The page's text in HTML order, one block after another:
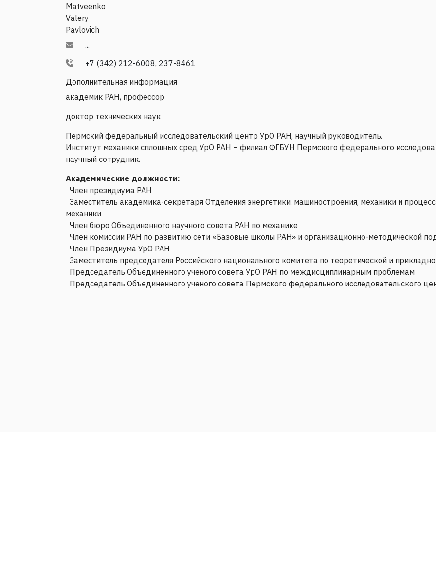
Matveenko
Valery
Pavlovich
...
+7 (342) 212-6008, 237-8461
Дополнительная информация
академик РАН, профессор
доктор технических наук
Пермский федеральный исследовательский центр УрО РАН, научный руководитель.
Институт механики сплошных сред УрО РАН – филиал ФГБУН Пермского федерального
научный сотрудник.
Академические должности:
Член президиума РАН
Заместитель академика-секретаря Отделения энергетики, машиностроения, механики и
механики
Член бюро Объединенного научного совета РАН по механике
Член комиссии РАН по развитию сети «Базовые школы РАН» и организационно-методической
Член Президиума УрО РАН
Заместитель председателя Российского национального комитета по теоретической и
Председатель Объединенного ученого совета УрО РАН по междисциплинарным проблемам
Председатель Объединенного ученого совета Пермского федерального исследовательского